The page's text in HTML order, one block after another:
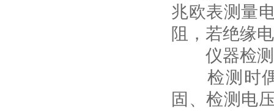
兆欧表测量
阻，若绝缘
仪器检测
检测时偶
固、检测电